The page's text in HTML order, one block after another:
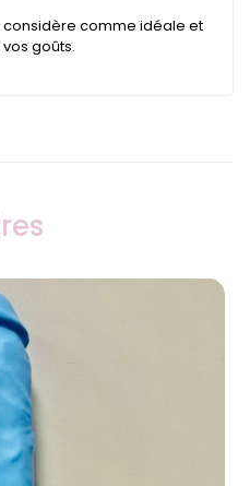
considère comme idéale et
goûts.